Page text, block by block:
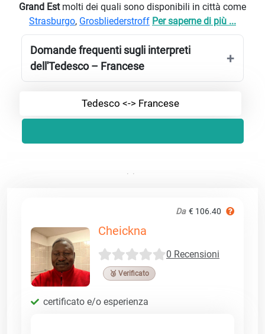
Grand Est molti dei quali sono disponibili in città come
Strasburgo, Grosbliederstroff Per saperne di più ...
Domande frequenti sugli interpreti
dell'Tedesco – Francese
Tedesco <-> Francese
Da € 106.40
Cheickna
0 Recensioni
🥉 Verificato
certificato e/o esperienza